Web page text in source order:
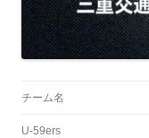
チーム名
U-59ers